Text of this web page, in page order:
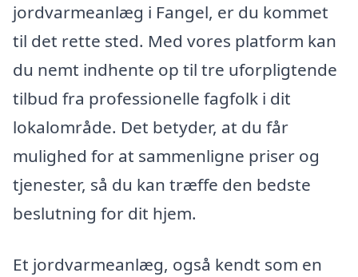
jordvarmeanlæg i Fangel, er du kommet
til det rette sted. Med vores platform kan
du nemt indhente op til tre uforpligtende
tilbud fra professionelle fagfolk i dit
lokalområde. Det betyder, at du får
mulighed for at sammenligne priser og
tjenester, så du kan træffe den bedste
beslutning for dit hjem.
Et jordvarmeanlæg, også kendt som en